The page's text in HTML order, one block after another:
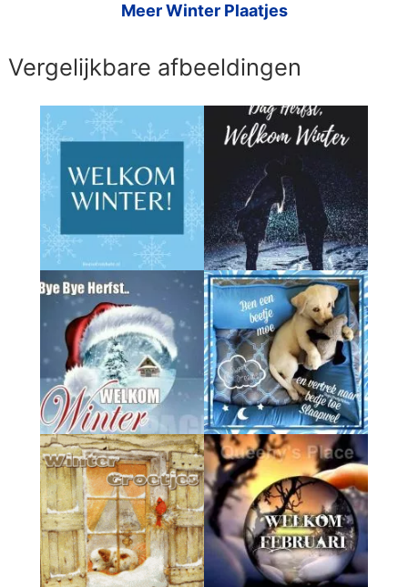
Meer Winter Plaatjes
Vergelijkbare afbeeldingen